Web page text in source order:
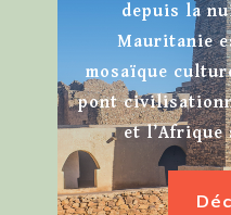
depuis la
Mauritanie
mosaïque
pont
et l’Afrique